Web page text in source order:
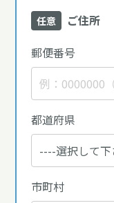
任意
ご住所
郵便番号
都道府県
市町村